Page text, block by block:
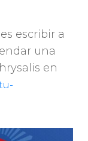
escribir a
una
en